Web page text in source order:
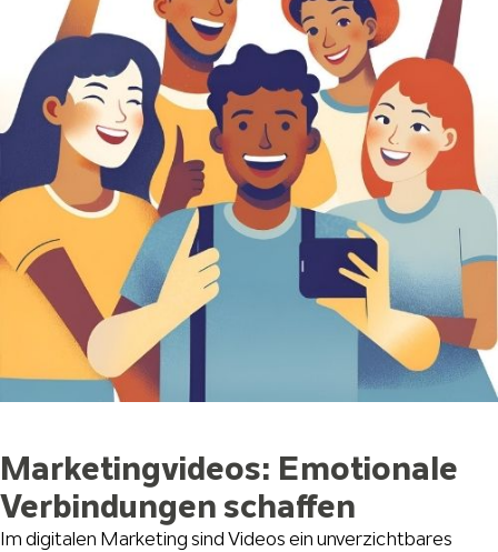
Marketingvideos: Emotionale
Verbindungen schaffen
Im digitalen Marketing sind Videos ein unverzichtbares